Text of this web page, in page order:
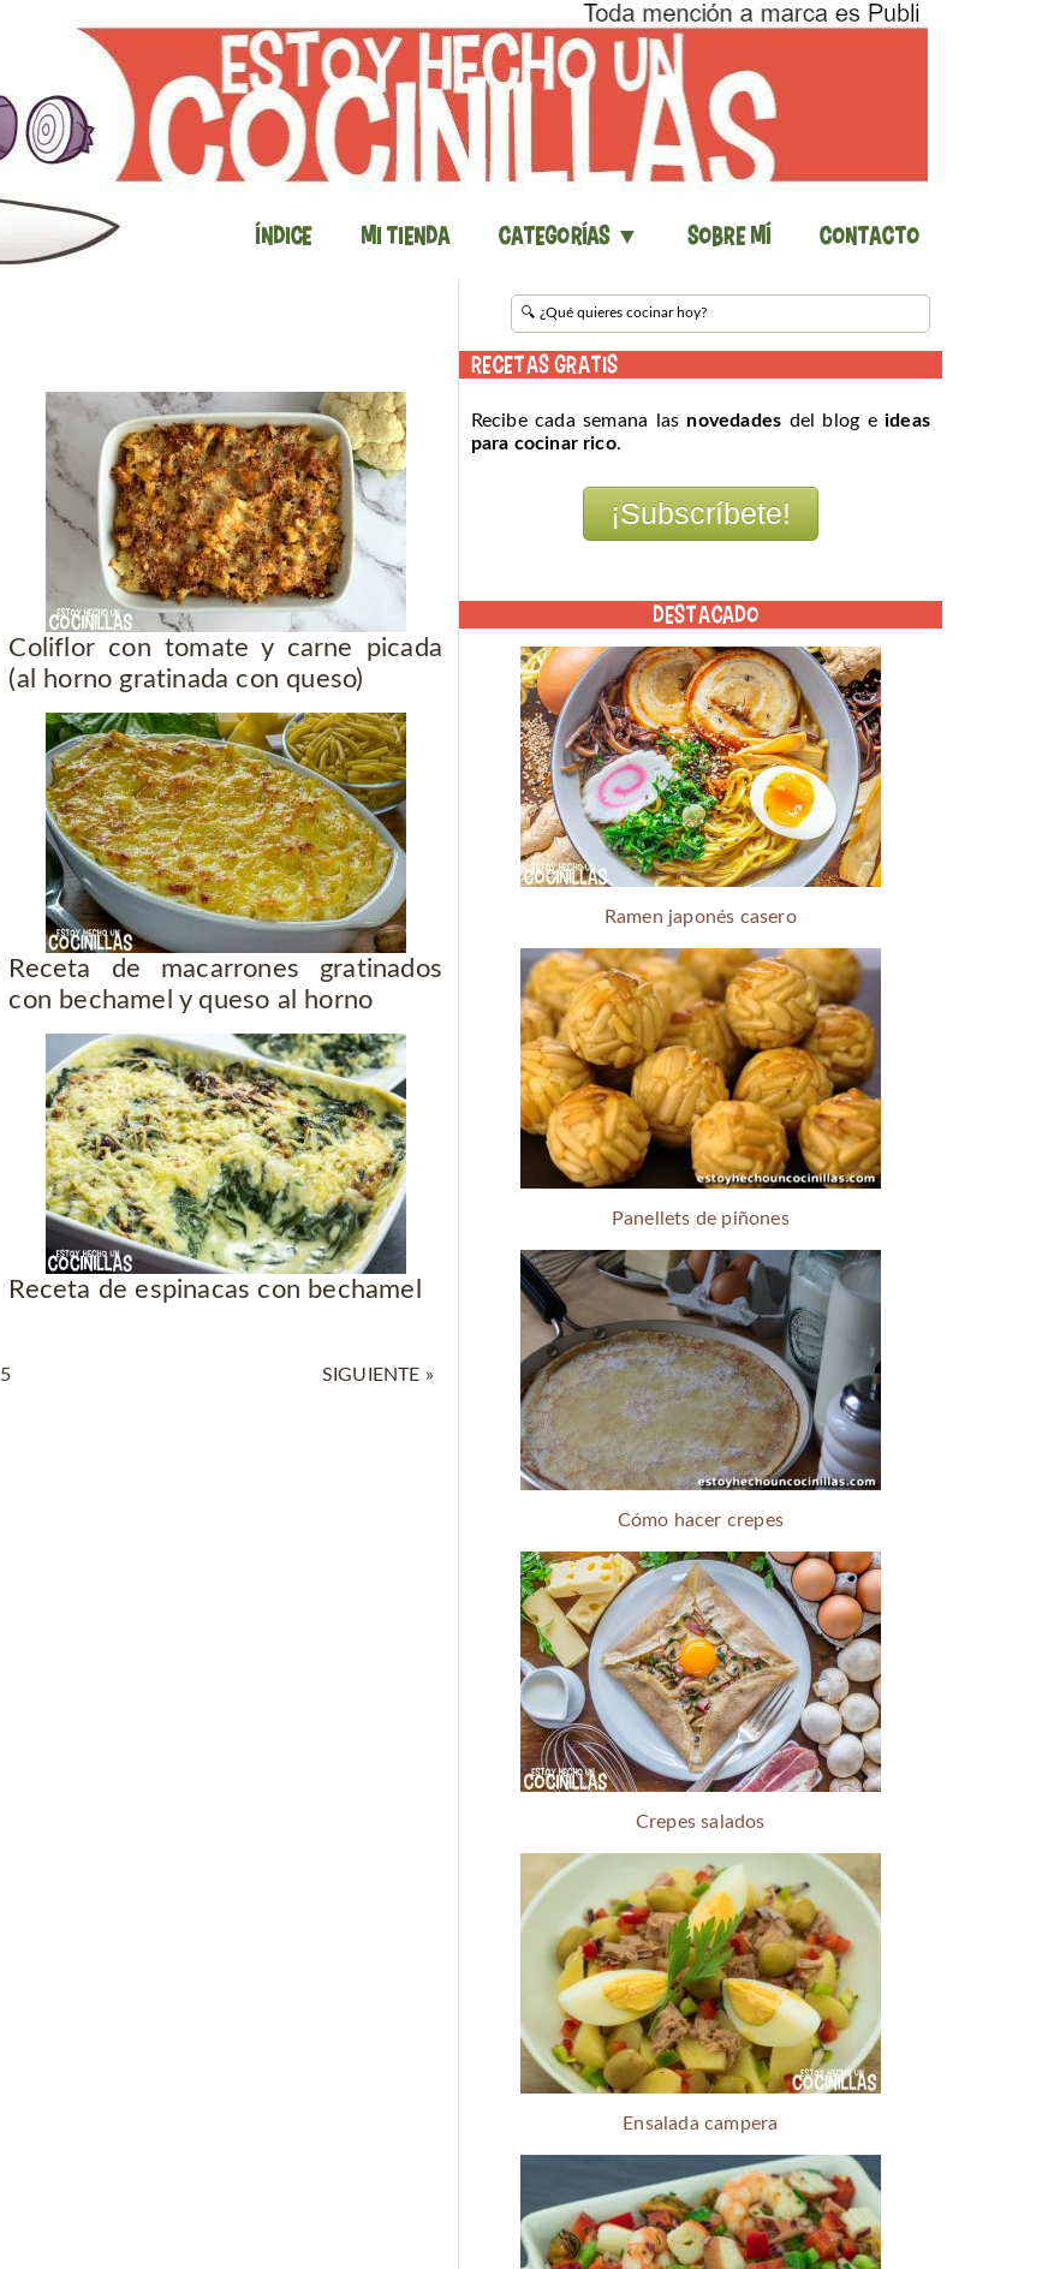
Índice Mi Tienda Categorías ▼ Sobre mí Contacto
Coliflor con tomate y carne picada
(al horno gratinada con queso)
Receta de macarrones gratinados
con bechamel y queso al horno
Receta de espinacas con bechamel
5 SIGUIENTE »
RECETAS GRATIS
Recibe cada semana las novedades del blog e ideas
para cocinar rico.
DESTACADO
Ramen japonés casero
Panellets de piñones
Cómo hacer crepes
Crepes salados
Ensalada campera